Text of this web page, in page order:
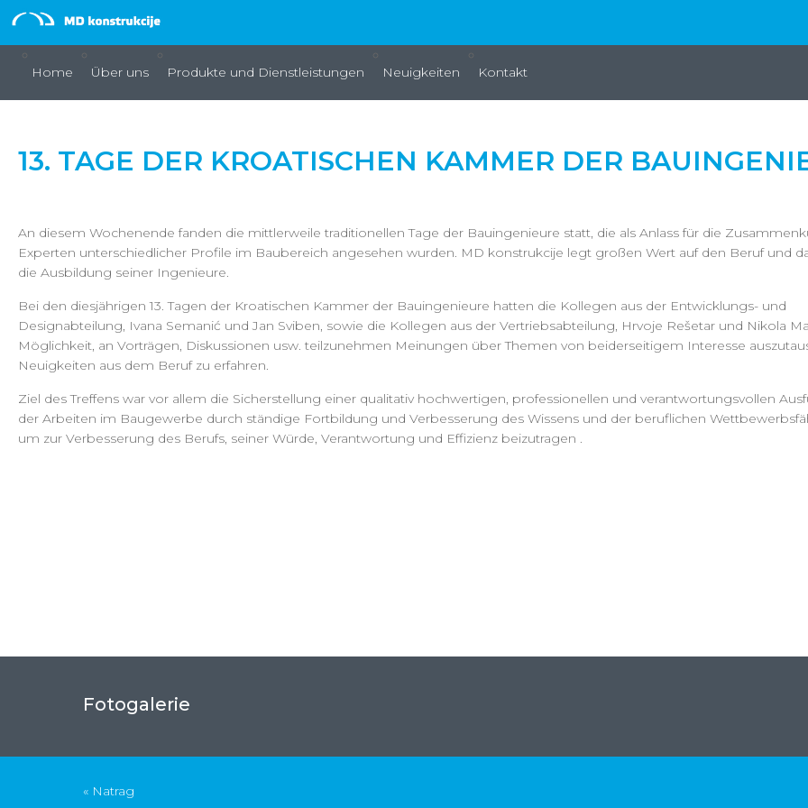
Home Über uns Produkte und Dienstleistungen Neuigkeiten Kontakt
13. TAGE DER KROATISCHEN KAMMER DER
An diesem Wochenende fanden die mittlerweile traditionellen Tage der Bauingenieure statt, die als Anlass für die
Experten unterschiedlicher Profile im Baubereich angesehen wurden. MD konstrukcije legt großen Wert auf den Beruf und
die Ausbildung seiner Ingenieure.
Bei den diesjährigen 13. Tagen der Kroatischen Kammer der Bauingenieure hatten die Kollegen aus der Entwicklungs- und
Designabteilung, Ivana Semanić und Jan Sviben, sowie die Kollegen aus der Vertriebsabteilung, Hrvoje Rešetar und Nikola
Möglichkeit, an Vorträgen, Diskussionen usw. teilzunehmen Meinungen über Themen von beiderseitigem Interesse
Neuigkeiten aus dem Beruf zu erfahren.
Ziel des Treffens war vor allem die Sicherstellung einer qualitativ hochwertigen, professionellen und verantwortungsvollen
der Arbeiten im Baugewerbe durch ständige Fortbildung und Verbesserung des Wissens und der beruflichen
um zur Verbesserung des Berufs, seiner Würde, Verantwortung und Effizienz beizutragen .
Fotogalerie
« Natrag